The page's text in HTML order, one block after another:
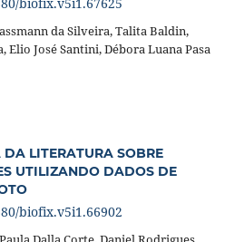
da Silveira, Talita Baldin,
José Santini, Débora Luana Pasa
LITERATURA SOBRE
UTILIZANDO DADOS DE
biofix.v5i1.66902